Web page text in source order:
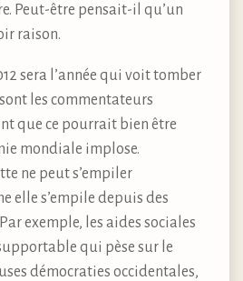
Peut-être pensait-il qu’un
raison.
sera l’année qui voit tomber
les commentateurs
que ce pourrait bien être
mondiale implose.
ne peut s’empiler
elle s’empile depuis des
exemple, les aides sociales
qui pèse sur le
démocraties occidentales,